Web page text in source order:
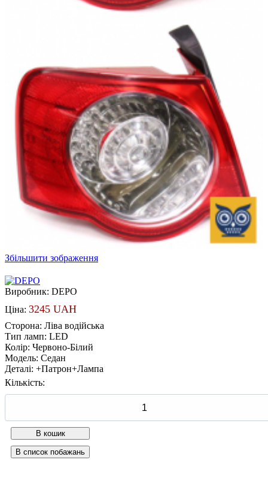
Збільшити зображення
Виробник: DEPO
Ціна: 3245 UAH
Сторона: Ліва водійська
Тип ламп: LED
Колір: Червоно-Білий
Модель: Седан
Деталі: +Патрон+Лампа
Кількість: